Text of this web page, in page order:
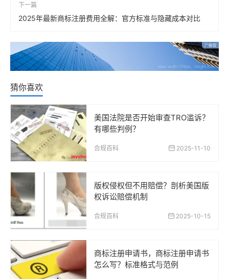
下一篇
2025年最新商标注册费用全解：官方标准与隐藏成本对比
猜你喜欢
美国法院是否开始审查TRO滥诉？
有哪些判例？
合规百科 2025-11-10
版权侵权但不用赔偿？剖析美国版
权诉讼赔偿机制
合规百科 2025-10-15
商标注册申请书，商标注册申请书
怎么写？标准格式与范例